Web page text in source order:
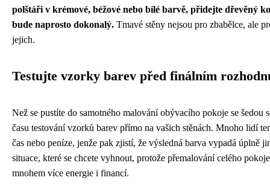
polštáři v krémové, béžové nebo bílé barvě, přidejte dřevěný
bude naprosto dokonalý. Tmavé stěny nejsou pro zbabělce, ale
jejich.
Testujte vzorky barev před finálním
Než se pustíte do samotného malování obývacího pokoje se šedou
času testování vzorků barev přímo na vašich stěnách. Mnoho lidí
čas nebo peníze, jenže pak zjistí, že výsledná barva vypadá úplně
situace, které se chcete vyhnout, protože přemalování celého
mnohem více energie i financí.